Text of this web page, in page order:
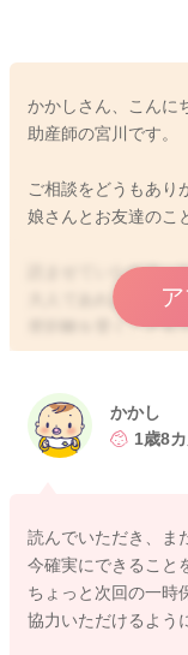
かかしさん、こんに
助産師の宮川です。
ご相談をどうもあり
娘さんとお友達のこ
読ませていただき、
大人であれば、相手
度距離を置くことも
まだ小さなお子さん
書いてくださったよ
まに動いてしまうこ
たり、お友達に声を
うに思いました。
お友達にもすでにそ
かかし
1歳8カ
読んでいただき、ま
今確実にできること
ちょっと次回の一時
協力いただけるよう